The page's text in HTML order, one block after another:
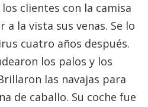
clientes con la camisa
a la vista sus venas. Se lo
cuatro años después.
los palos y los
las navajas para
de caballo. Su coche fue